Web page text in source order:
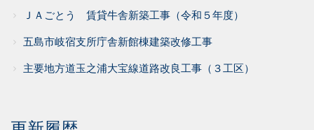
ＪＡごとう 賃貸牛舎新築工事（令和５年度）
五島市岐宿支所庁舎新館棟建築改修工事
主要地方道玉之浦大宝線道路改良工事（３工区）